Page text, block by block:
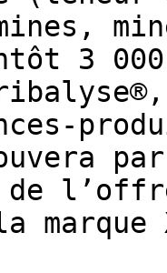
3
marque